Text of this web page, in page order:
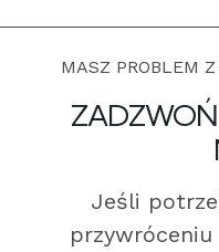
MASZ PROBLEM
Jeśli